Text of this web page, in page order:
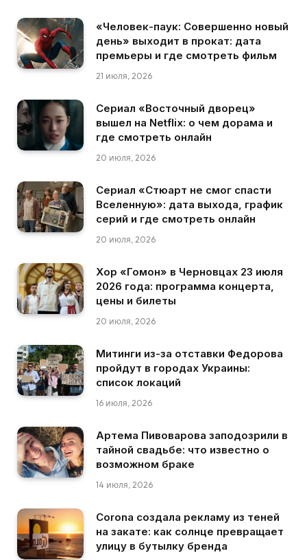
«Человек-паук: Совершенно новый
день» выходит в прокат: дата
премьеры и где смотреть фильм
21 июля, 2026
Сериал «Восточный дворец»
вышел на Netflix: о чем дорама и
где смотреть онлайн
20 июля, 2026
Сериал «Стюарт не смог спасти
Вселенную»: дата выхода, график
серий и где смотреть онлайн
20 июля, 2026
Хор «Гомон» в Черновцах 23 июля
2026 года: программа концерта,
цены и билеты
20 июля, 2026
Митинги из-за отставки Федорова
пройдут в городах Украины:
список локаций
16 июля, 2026
Артема Пивоварова заподозрили в
тайной свадьбе: что известно о
возможном браке
14 июля, 2026
Corona создала рекламу из теней
на закате: как солнце превращает
улицу в бутылку бренда